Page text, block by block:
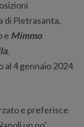
di Pietrasanta,
e Mimmo
,
4 gennaio 2024
e preferisce